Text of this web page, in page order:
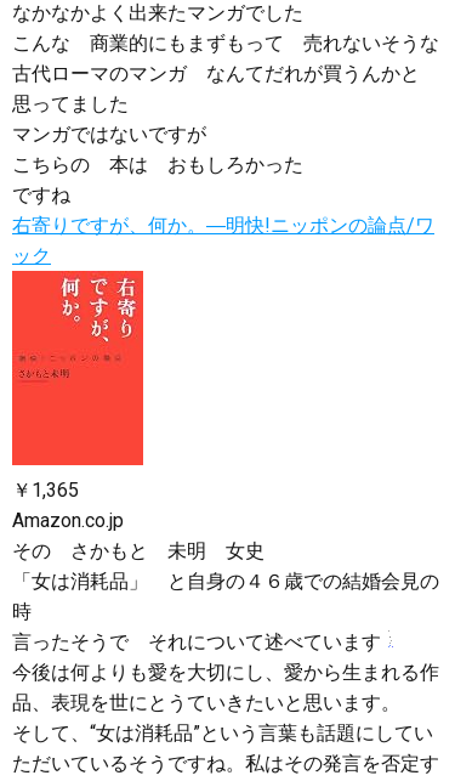
なかなかよく出来たマンガでした
こんな 商業的にもまずもって 売れないそうな
古代ローマのマンガ なんてだれが買うんかと
思ってました
マンガではないですが
こちらの 本は おもしろかった
ですね
右寄りですが、何か。―明快!ニッポンの論点/ワ
ック
￥1,365
Amazon.co.jp
その さかもと 未明 女史
「女は消耗品」 と自身の４６歳での結婚会見の
時
言ったそうで それについて述べています
今後は何よりも愛を大切にし、愛から生まれる作
品、表現を世にとうていきたいと思います。
そして、“女は消耗品”という言葉も話題にしてい
ただいているそうですね。私はその発言を否定す